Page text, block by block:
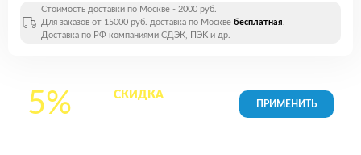
Стоимость доставки по Москве - 2000 руб.
Для заказов от 15000 руб. доставка по Москве бесплатная.
Доставка по РФ компаниями СДЭК, ПЭК и др.
5% СКИДКАна все